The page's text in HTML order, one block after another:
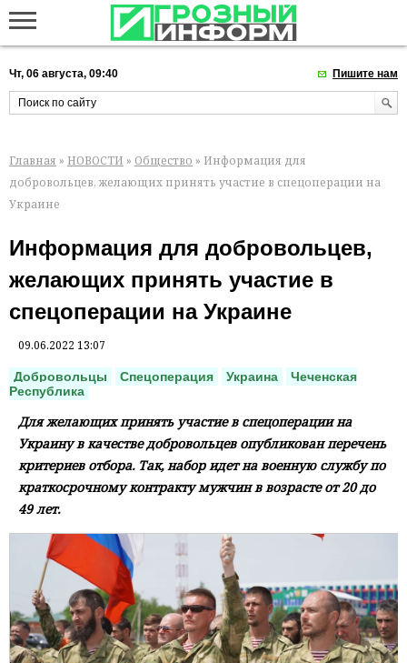
Чт, 06 августа, 09:40 Пишите нам
Главная » НОВОСТИ » Общество » Информация для
добровольцев, желающих принять участие в спецоперации на
Украине
Информация для добровольцев,
желающих принять участие в
спецоперации на Украине
09.06.2022 13:07
Добровольцы Спецоперация Украина
Чеченская
Республика
Для желающих принять участие в спецоперации на
Украину в качестве добровольцев опубликован перечень
критериев отбора. Так, набор идет на военную службу по
краткосрочному контракту мужчин в возрасте от 20 до
49 лет.